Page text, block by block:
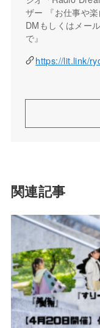
ザー 『お仕事や
DMもしくはメー
で』
https://lit.link/
関連記事